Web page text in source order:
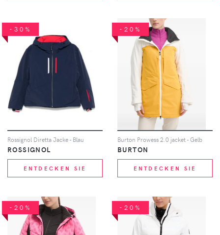
-30%
Rossignol Diretta Jacke - Blau
ROSSIGNOL
ENTDECKEN SIE
-20%
Burton Prowess 2.0 jacket - Gelb
BURTON
ENTDECKEN SIE
-20% -20%